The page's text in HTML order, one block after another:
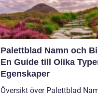
Palettblad Namn och
En Guide till Olika
Egenskaper
Översikt över Palettblad